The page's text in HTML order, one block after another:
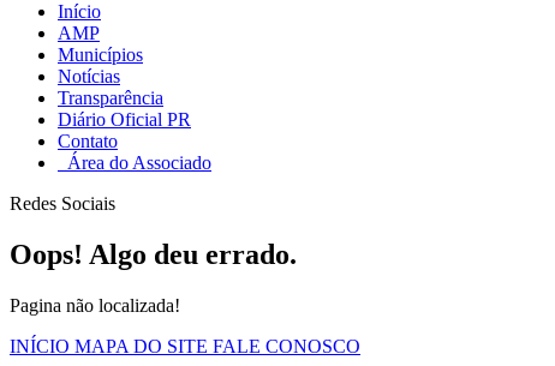
Início
AMP
Municípios
Notícias
Transparência
Diário Oficial PR
Contato
Área do Associado
Redes Sociais
Oops! Algo deu errado.
Pagina não localizada!
INÍCIO MAPA DO SITE FALE CONOSCO